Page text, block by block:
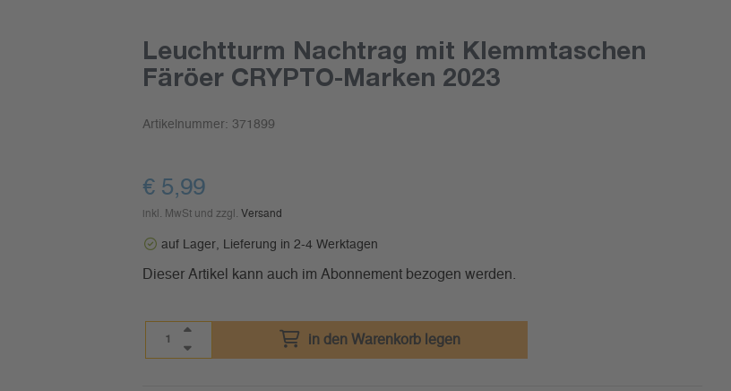
Leuchtturm Nachtrag mit Klemmtaschen
Färöer CRYPTO-Marken 2023
Artikelnummer: 371899
€5,99
inkl. MwSt und zzgl. Versand
auf Lager, Lieferung in 2-4 Werktagen
Dieser Artikel kann auch im Abonnement bezogen werden.
in den Warenkorb legen